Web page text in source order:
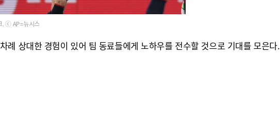
. ⓒ AP=뉴시스
상대한 경험이 있어 팀 동료들에게 노하우를 전수할 것으로 기대를 모은다.